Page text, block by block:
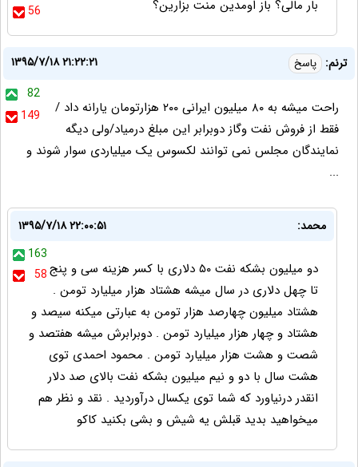
56
بار مالی؟ باز اومدین منت بزارین؟
ترنم: پاسخ
۱۳۹۵/۷/۱۸ ۲۱:۲۲:۲۱
82
149
راحت میشه به ۸۰ میلیون ایرانی ۲۰۰ هزارتومان یارانه داد /
فقط از فروش نفت وگاز دوبرابر این مبلغ درمیاد/ولی دیگه
نمایندگان مجلس نمی توانند لکسوس یک میلیاردی سوار شوند و
...
محمد:
۱۳۹۵/۷/۱۸ ۲۲:۰۰:۵۱
163
58دو میلیون بشکه نفت ۵۰ دلاری با کسر هزینه سی و پنج
تا چهل دلاری در سال میشه هشتاد هزار میلیارد تومن .
هشتاد میلیون چهارصد هزار تومن به عبارتی میکنه سیصد و
هشتاد و چهار هزار میلیارد تومن . دوبرابرش میشه هفتصد و
شصت و هشت هزار میلیارد تومن . محمود احمدی توی
هشت سال با دو و نیم میلیون بشکه نفت بالای صد دلار
انقدر درنیاورد که شما توی یکسال درآوردید . نقد و نظر هم
میخواهید بدید قبلش یه شیش و بشی بکنید کاکو